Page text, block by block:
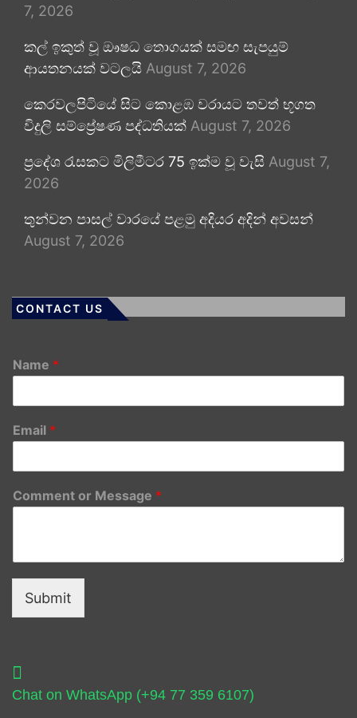
7, 2026
කල් ඉකුත් වූ ඖෂධ තොගයක් සමඟ සැපයුම්
ආයතනයක් වටලයි August 7, 2026
කෙරවලපිටියේ සිට කොළඹ වරායට තවත් භූගත
විදුලි සම්ප්‍රේෂණ පද්ධතියක් August 7, 2026
ප්‍රදේශ රැසකට මිලිමීටර 75 ඉක්ම වූ වැසි August 7,
2026
තුන්වන පාසල් වාරයේ පළමු අදියර අදින් අවසන්
August 7, 2026
CONTACT US
Name *
Email *
Comment or Message *
Submit
Chat on WhatsApp (+94 77 359 6107)